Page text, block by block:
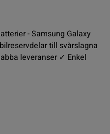
- Samsung Galaxy
till svårslagna
leveranser ✓ Enkel